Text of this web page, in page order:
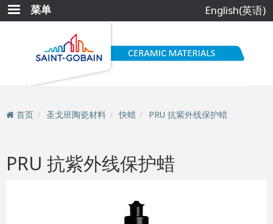
跳
转
菜单 English(英语)
首页 圣戈班陶瓷材料 快蜡 PRU 抗紫外线保护蜡
PRU 抗紫外线保护蜡